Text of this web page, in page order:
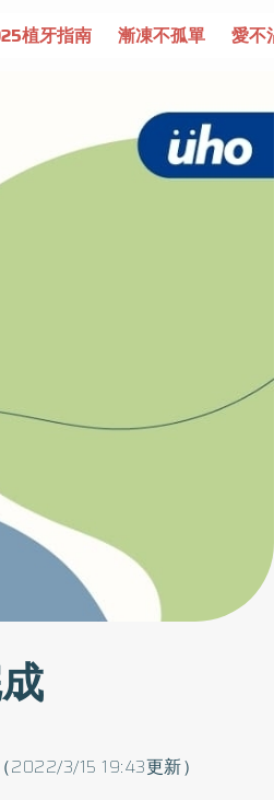
不孤單 愛不沾黏 守護腺在
2022/3/15 19:43更新）